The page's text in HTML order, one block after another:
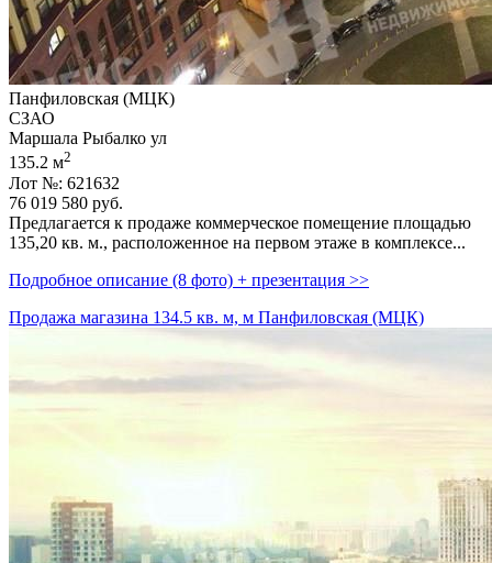
Панфиловская (МЦК)
СЗАО
Маршала Рыбалко ул
135.2 м2
Лот №: 621632
76 019 580 руб.
Предлагается к продаже коммерческое помещение площадью
135,­20 кв. м.,­ расположенное на первом этаже в комплексе...
Подробное описание (8 фото) + презентация >>
Продажа магазина 134.5 кв. м, м Панфиловская (МЦК)